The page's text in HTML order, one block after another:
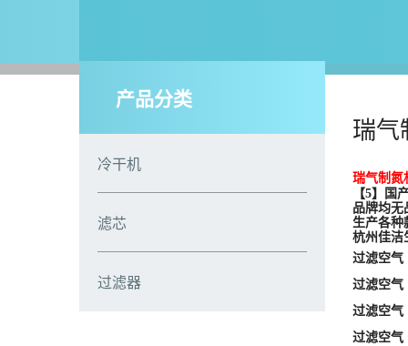
产品分类
冷干机
滤芯
过滤器
瑞气
瑞气制氮
【5】国
品牌均无
生产各种
杭州佳洁
过滤空
过滤空
过滤空
过滤空